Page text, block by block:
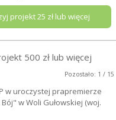
projekt25 zł lub więcej
500 zł lub więcej
Pozostało: 1 / 15
w uroczystej prapremierze
w Woli Gułowskiej (woj.